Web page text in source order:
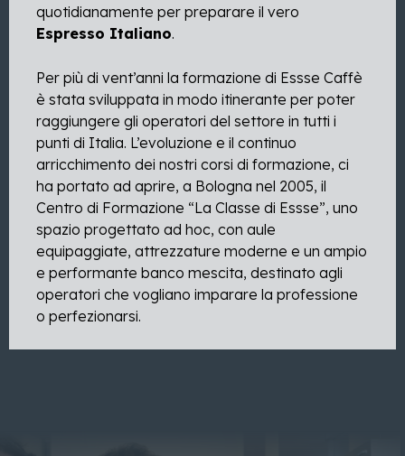
quotidianamente per preparare il vero
Espresso Italiano.
Per più di vent’anni la formazione di Essse Caffè
è stata sviluppata in modo itinerante per poter
raggiungere gli operatori del settore in tutti i
punti di Italia. L’evoluzione e il continuo
arricchimento dei nostri corsi di formazione, ci
ha portato ad aprire, a Bologna nel 2005, il
Centro di Formazione “La Classe di Essse”, uno
spazio progettato ad hoc, con aule
equipaggiate, attrezzature moderne e un ampio
e performante banco mescita, destinato agli
operatori che vogliano imparare la professione
o perfezionarsi.